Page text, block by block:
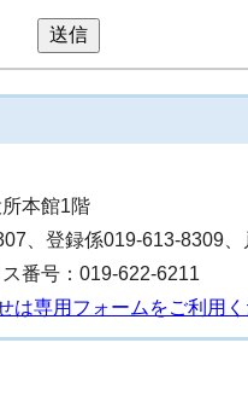
送信
本館1階
、登録係019-613-8309
番号：019-622-6211
専用フォームをご利用く